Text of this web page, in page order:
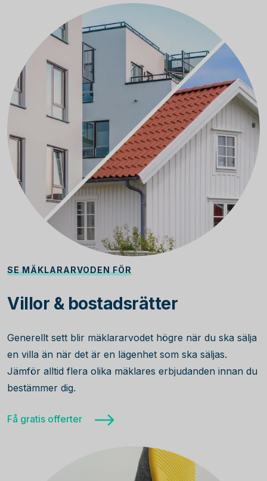
SE MÄKLARARVODEN FÖR
Villor & bostadsrätter
Generellt sett blir mäklararvodet högre när du ska sälja
en villa än när det är en lägenhet som ska säljas.
Jämför alltid flera olika mäklares erbjudanden innan du
bestämmer dig.
Få gratis offerter